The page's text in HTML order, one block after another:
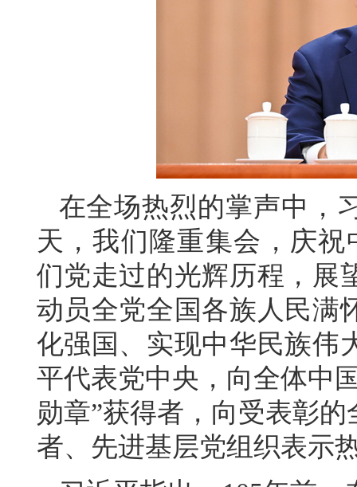
在全场热烈的掌声中，
天，我们隆重集会，庆
们党走过的光辉历程，展
动员全党全国各族人民满
化强国、实现中华民族伟
平代表党中央，向全体中
勋章”获得者，向受表彰
者、先进基层党组织表示